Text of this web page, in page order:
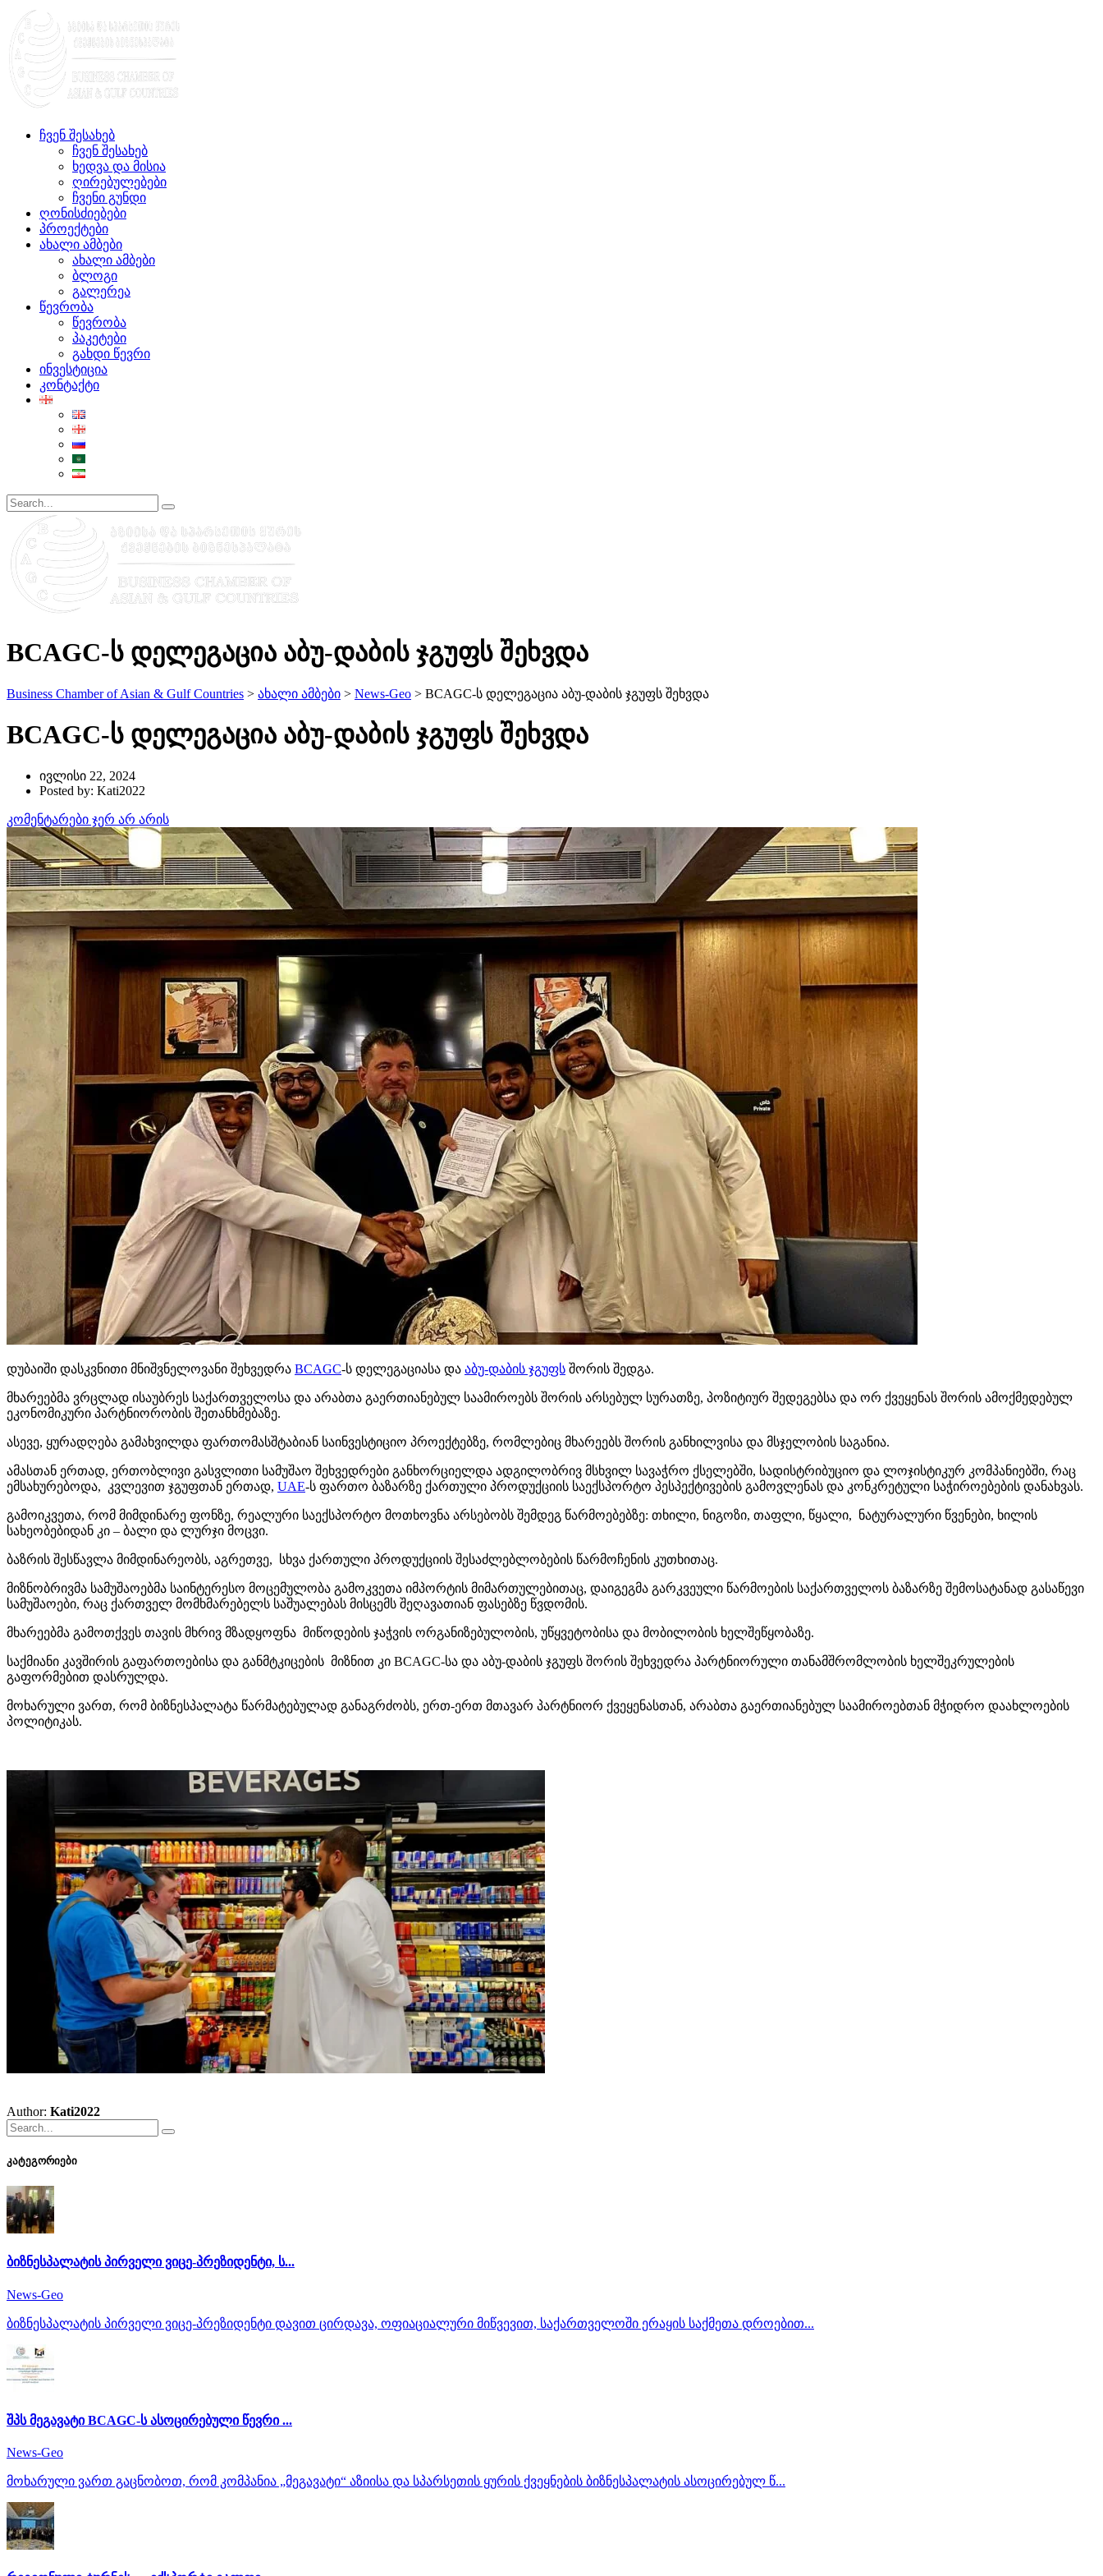
ჩვენ შესახებ
ჩვენ შესახებ
ხედვა და მისია
ღირებულებები
ჩვენი გუნდი
ღონისძიებები
პროექტები
ახალი ამბები
ახალი ამბები
ბლოგი
გალერეა
წევრობა
წევრობა
პაკეტები
გახდი წევრი
ინვესტიცია
კონტაქტი
BCAGC-ს დელეგაცია აბუ-დაბის ჯგუფს შეხვდა
Business Chamber of Asian & Gulf Countries > ახალი ამბები > News-Geo > BCAGC-ს დელეგაცია აბუ-დაბის ჯგუფს შეხვდა
BCAGC-ს დელეგაცია აბუ-დაბის ჯგუფს შეხვდა
ივლისი 22, 2024
Posted by: Kati2022
კომენტარები ჯერ არ არის
დუბაიში დასკვნითი მნიშვნელოვანი შეხვედრა BCAGC-ს დელეგაციასა და აბუ-დაბის ჯგუფს შორის შედგა.
მხარეებმა ვრცლად ისაუბრეს საქართველოსა და არაბთა გაერთიანებულ საამიროებს შორის არსებულ სურათზე, პოზიტიურ შედეგებსა და ორ ქვეყენას შორის ამოქმედებულ
ეკონომიკური პარტნიორობის შეთანხმებაზე.
ასევე, ყურადღება გამახვილდა ფართომასშტაბიან საინვესტიციო პროექტებზე, რომლებიც მხარეებს შორის განხილვისა და მსჯელობის საგანია.
ამასთან ერთად, ერთობლივი გასვლითი სამუშაო შეხვედრები განხორციელდა ადგილობრივ მსხვილ სავაჭრო ქსელებში, სადისტრიბუციო და ლოჯისტიკურ კომპანიებში, რაც
ემსახურებოდა, კვლევით ჯგუფთან ერთად, UAE-ს ფართო ბაზარზე ქართული პროდუქციის საექსპორტო პესპექტივების გამოვლენას და კონკრეტული საჭიროებების დანახვას.
გამოიკვეთა, რომ მიმდინარე ფონზე, რეალური საექსპორტო მოთხოვნა არსებობს შემდეგ წარმოებებზე: თხილი, ნიგოზი, თაფლი, წყალი, ნატურალური წვენები, ხილის
სახეობებიდან კი – ბალი და ლურჯი მოცვი.
ბაზრის შესწავლა მიმდინარეობს, აგრეთვე, სხვა ქართული პროდუქციის შესაძლებლობების წარმოჩენის კუთხითაც.
მიზნობრივმა სამუშაოებმა საინტერესო მოცემულობა გამოკვეთა იმპორტის მიმართულებითაც, დაიგეგმა გარკვეული წარმოების საქართველოს ბაზარზე შემოსატანად გასაწევი
სამუშაოები, რაც ქართველ მომხმარებელს საშუალებას მისცემს შეღავათიან ფასებზე წვდომის.
მხარეებმა გამოთქვეს თავის მხრივ მზადყოფნა მიწოდების ჯაჭვის ორგანიზებულობის, უწყვეტობისა და მობილობის ხელშეწყობაზე.
საქმიანი კავშირის გაფართოებისა და განმტკიცების მიზნით კი BCAGC-სა და აბუ-დაბის ჯგუფს შორის შეხვედრა პარტნიორული თანამშრომლობის ხელშეკრულების
გაფორმებით დასრულდა.
მოხარული ვართ, რომ ბიზნესპალატა წარმატებულად განაგრძობს, ერთ-ერთ მთავარ პარტნიორ ქვეყენასთან, არაბთა გაერთიანებულ საამიროებთან მჭიდრო დაახლოების
პოლიტიკას.
Author: Kati2022
კატეგორიები
ბიზნესპალატის პირველი ვიცე-პრეზიდენტი, ს...
News-Geo
ბიზნესპალატის პირველი ვიცე-პრეზიდენტი დავით ცირდავა, ოფიაციალური მიწვევით, საქართველოში ერაყის საქმეთა დროებით...
შპს მეგავატი BCAGC-ს ასოცირებული წევრი ...
News-Geo
მოხარული ვართ გაცნობოთ, რომ კომპანია „მეგავატი“ აზიისა და სპარსეთის ყურის ქვეყნების ბიზნესპალატის ასოცირებულ წ...